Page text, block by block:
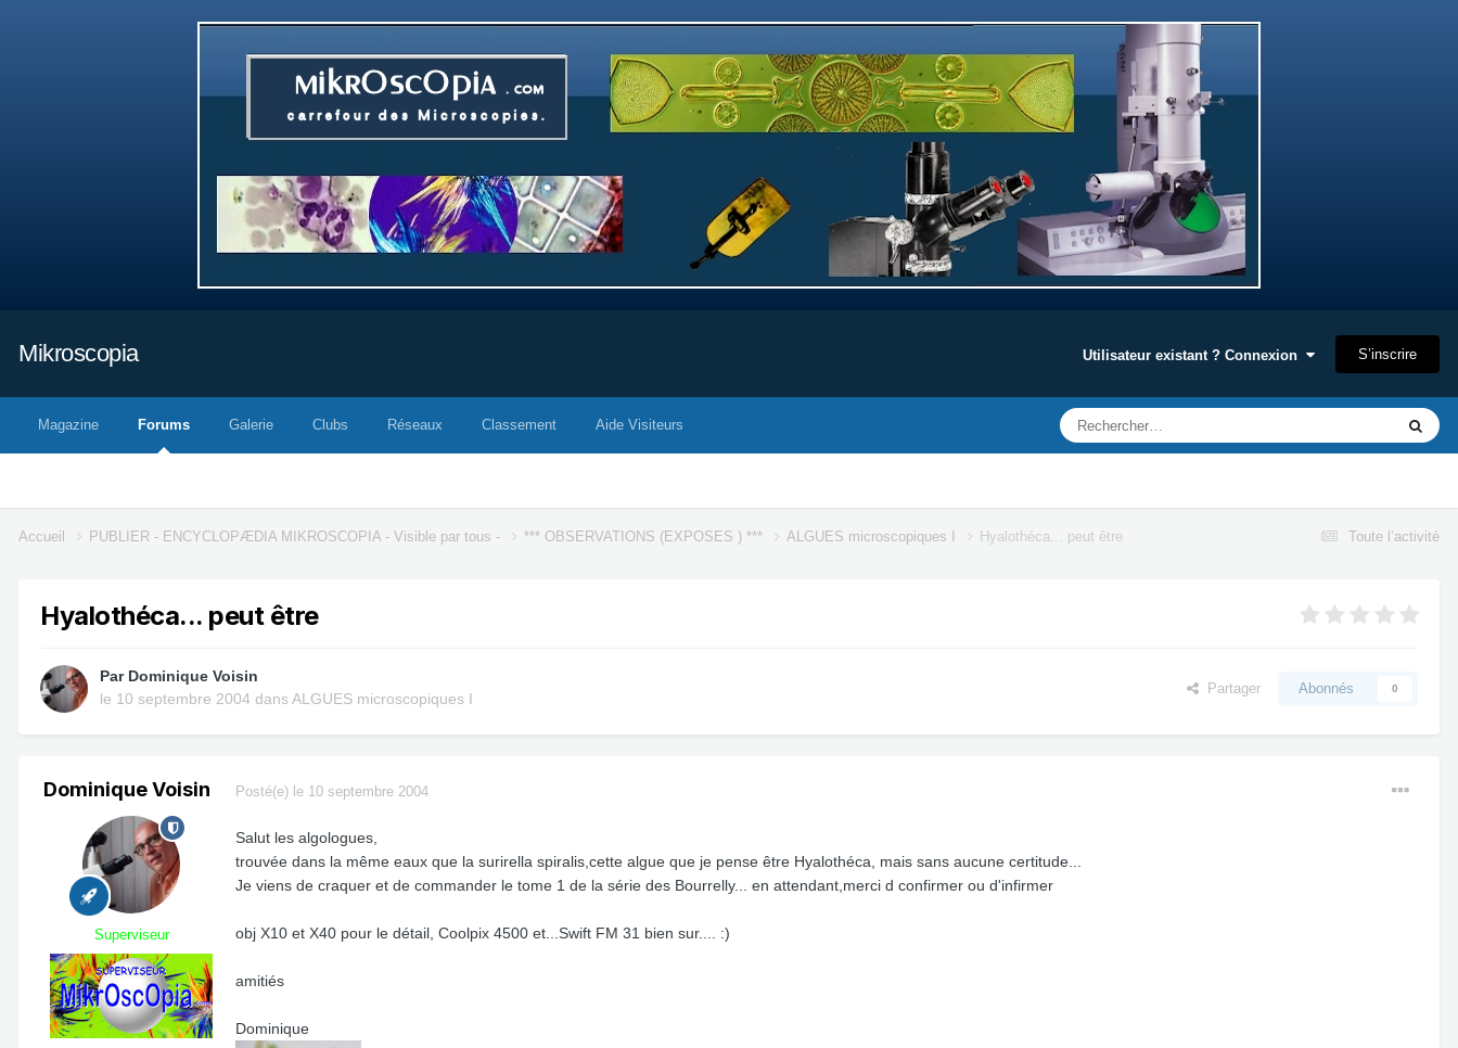
Mikroscopia Utilisateur existant ? Connexion S’inscrire
Magazine Forums Galerie Clubs Réseaux Classement Aide Visiteurs
Toute l’activité
Accueil PUBLIER - ENCYCLOPÆDIA MIKROSCOPIA - Visible par tous - *** OBSERVATIONS (EXPOSES ) *** ALGUES microscopiques I Hyalothéca... peut être
Hyalothéca... peut être
Par Dominique Voisin
le 10 septembre 2004 dansALGUES microscopiques I
Partager Abonnés 0
Dominique Voisin
Superviseur
Posté(e) le 10 septembre 2004
Salut les algologues,
trouvée dans la même eaux que la surirella spiralis,cette algue que je pense être Hyalothéca, mais sans aucune certitude...
Je viens de craquer et de commander le tome 1 de la série des Bourrelly... en attendant,merci d confirmer ou d'infirmer
obj X10 et X40 pour le détail, Coolpix 4500 et...Swift FM 31 bien sur.... :)
amitiés
Dominique